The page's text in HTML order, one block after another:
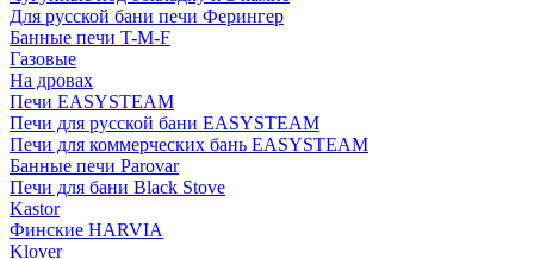
Для русской бани печи Ферингер
Банные печи T-M-F
Газовые
На дровах
Печи EASYSTEAM
Печи для русской бани EASYSTEAM
Печи для коммерческих бань EASYSTEAM
Банные печи Parovar
Печи для бани Black Stove
Kastor
Финские HARVIA
Klover